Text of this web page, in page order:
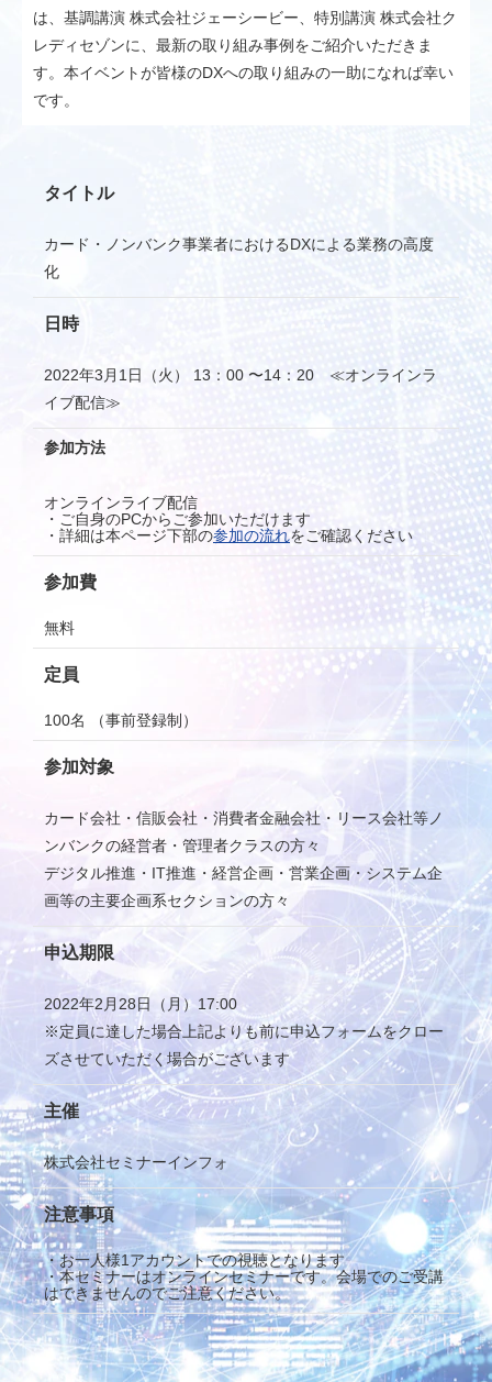
は、基調講演 株式会社ジェーシービー、特別講演 株式会社ク
レディセゾンに、最新の取り組み事例をご紹介いただきま
す。本イベントが皆様のDXへの取り組みの一助になれば幸い
です。
タイトル
カード・ノンバンク事業者におけるDXによる業務の高度
化
日時
2022年3月1日（火） 13：00 〜14：20 ≪オンラインラ
イブ配信≫
参加方法
オンラインライブ配信
・ご自身のPCからご参加いただけます
・詳細は本ページ下部の参加の流れをご確認ください
参加費
無料
定員
100名 （事前登録制）
参加対象
カード会社・信販会社・消費者金融会社・リース会社等ノ
ンバンクの経営者・管理者クラスの方々
デジタル推進・IT推進・経営企画・営業企画・システム企
画等の主要企画系セクションの方々
申込期限
2022年2月28日（月）17:00
※定員に達した場合上記よりも前に申込フォームをクロー
ズさせていただく場合がございます
主催
株式会社セミナーインフォ
注意事項
・お一人様1アカウントでの視聴となります
・本セミナーはオンラインセミナーです。会場でのご受講
はできませんのでご注意ください。